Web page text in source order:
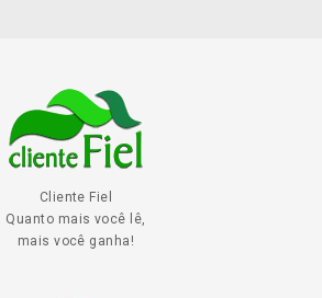
Cliente Fiel
Quanto mais você lê,
mais você ganha!